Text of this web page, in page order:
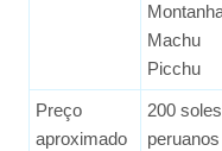
Machu
Picchu
Preço
aproximado
200 soles
peruanos